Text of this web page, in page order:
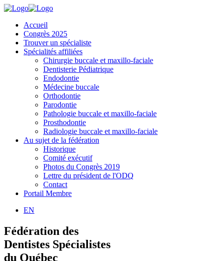
Accueil
Congrès 2025
Trouver un spécialiste
Spécialités affiliées
Chirurgie buccale et maxillo-faciale
Dentisterie Pédiatrique
Endodontie
Médecine buccale
Orthodontie
Parodontie
Pathologie buccale et maxillo-faciale
Prosthodontie
Radiologie buccale et maxillo-faciale
Au sujet de la fédération
Historique
Comité exécutif
Photos du Congrès 2019
Lettre du président de l'ODQ
Contact
Portail Membre
EN
Fédération des
Dentistes Spécialistes
du Québec